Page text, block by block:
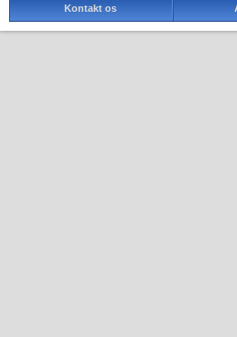
Kontakt os